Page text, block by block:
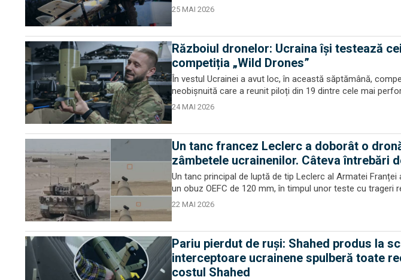
25 MAI 2026
Războiul dronelor: Ucraina își testează
competiția „Wild Drones”
În vestul Ucrainei a avut loc, în această săptămână,
neobișnuită care a reunit piloți din 19 dintre cele mai
24 MAI 2026
Un tanc francez Leclerc a doborât o
zâmbetele ucrainenilor. Câteva întrebări
Un tanc principal de luptă de tip Leclerc al Armatei
un obuz OEFC de 120 mm, în timpul unor teste cu trageri
22 MAI 2026
Pariu pierdut de ruși: Shahed produs la
interceptoare ucrainene spulberă toate
costul Shahed